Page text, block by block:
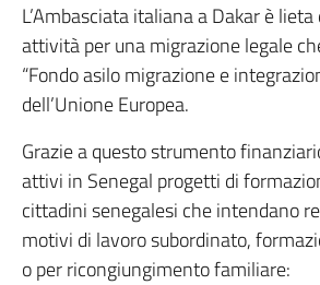
L’Ambasciata italiana a Dakar è
attività per una migrazione legale
“Fondo asilo migrazione e
dell’Unione Europea.
Grazie a questo strumento
attivi in Senegal progetti di
cittadini senegalesi che intendano
motivi di lavoro subordinato,
o per ricongiungimento familiare: